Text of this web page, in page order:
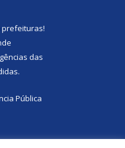
prefeituras!
das
Pública